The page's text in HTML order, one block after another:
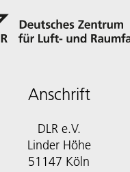
Anschrift
DLR e.V.
Linder Höhe
51147 Köln